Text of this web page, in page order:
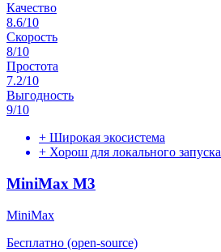
Качество
8.6/10
Скорость
8/10
Простота
7.2/10
Выгодность
9/10
+ Широкая экосистема
+ Хорош для локального запуска
MiniMax M3
MiniMax
Бесплатно (open-source)